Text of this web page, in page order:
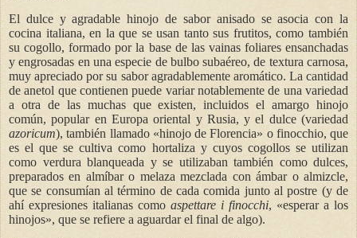
El dulce y agradable hinojo de sabor anisado se asocia con la
cocina italiana, en la que se usan tanto sus frutitos, como también
su cogollo, formado por la base de las vainas foliares ensanchadas
y engrosadas en una especie de bulbo subaéreo, de textura carnosa,
muy apreciado por su sabor agradablemente aromático. La cantidad
de anetol que contienen puede variar notablemente de una variedad
a otra de las muchas que existen, incluidos el amargo hinojo
común, popular en Europa oriental y Rusia, y el dulce (variedad
azoricum), también llamado «hinojo de Florencia» o finocchio, que
es el que se cultiva como hortaliza y cuyos cogollos se utilizan
como verdura blanqueada y se utilizaban también como dulces,
preparados en almíbar o melaza mezclada con ámbar o almizcle,
que se consumían al término de cada comida junto al postre (y de
ahí expresiones italianas como aspettare i finocchi, «esperar a los
hinojos», que se refiere a aguardar el final de algo).